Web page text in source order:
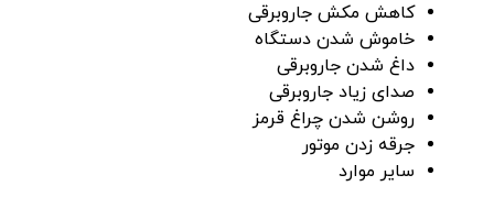
کاهش مکش جاروبرقی
خاموش شدن دستگاه
داغ شدن جاروبرقی
صدای زیاد جاروبرقی
روشن شدن چراغ قرمز
جرقه زدن موتور
سایر موارد